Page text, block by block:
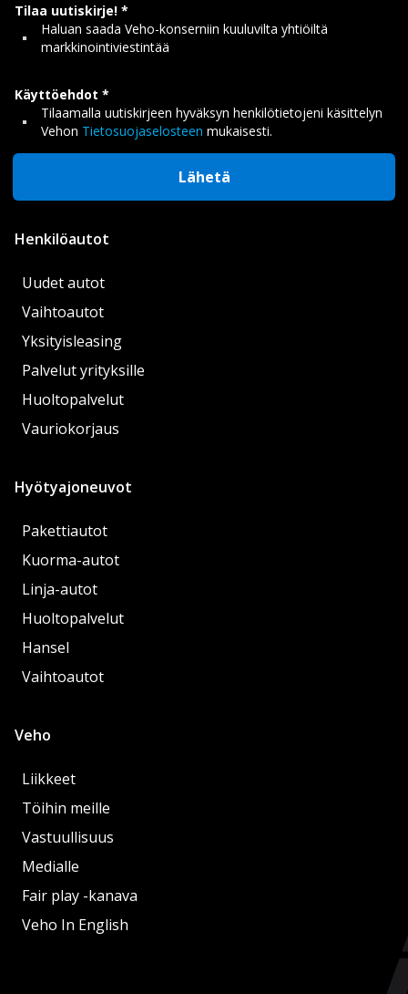
Tilaa uutiskirje!
Haluan saada Veho-konserniin kuuluvilta yhtiöiltä
markkinointiviestintää
Käyttöehdot
Tilaamalla uutiskirjeen hyväksyn henkilötietojeni käsittelyn
Vehon Tietosuojaselosteen mukaisesti.
Lähetä
Henkilöautot
Uudet autot
Vaihtoautot
Yksityisleasing
Palvelut yrityksille
Huoltopalvelut
Vauriokorjaus
Hyötyajoneuvot
Pakettiautot
Kuorma-autot
Linja-autot
Huoltopalvelut
Hansel
Vaihtoautot
Veho
Liikkeet
Töihin meille
Vastuullisuus
Medialle
Fair play -kanava
Veho In English